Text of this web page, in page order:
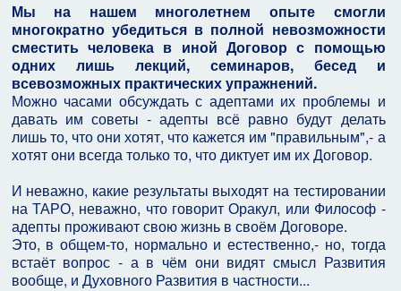
Мы на нашем многолетнем опыте смогли
многократно убедиться в полной невозможности
сместить человека в иной Договор с помощью
одних лишь лекций, семинаров, бесед и
всевозможных практических упражнений.
Можно часами обсуждать с адептами их проблемы и
давать им советы - адепты всё равно будут делать
лишь то, что они хотят, что кажется им "правильным",- а
хотят они всегда только то, что диктует им их Договор.
И неважно, какие результаты выходят на тестировании
на ТАРО, неважно, что говорит Оракул, или Философ -
адепты проживают свою жизнь в своём Договоре.
Это, в общем-то, нормально и естественно,- но, тогда
встаёт вопрос - а в чём они видят смысл Развития
вообще, и Духовного Развития в частности...